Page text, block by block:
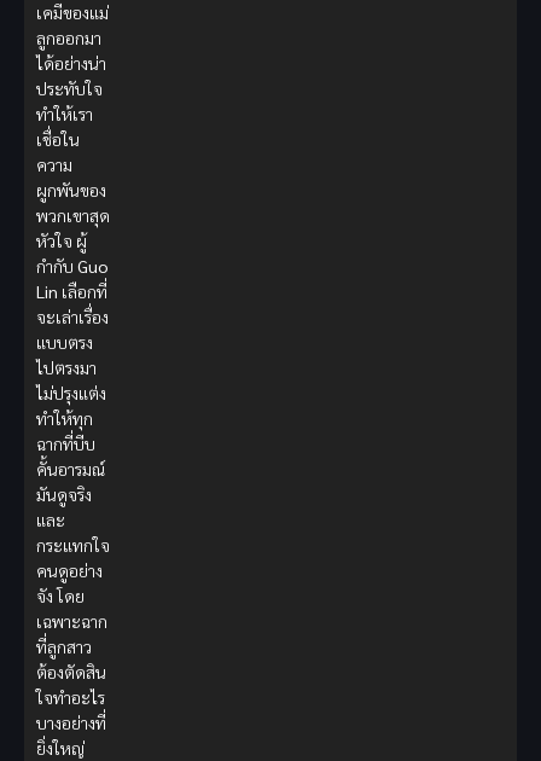
เคมีของแม่
ลูกออกมา
ได้อย่างน่า
ประทับใจ
ทำให้เรา
เชื่อใน
ความ
ผูกพันของ
พวกเขาสุด
หัวใจ ผู้
กำกับ Guo
Lin เลือกที่
จะเล่าเรื่อง
แบบตรง
ไปตรงมา
ไม่ปรุงแต่ง
ทำให้ทุก
ฉากที่บีบ
คั้นอารมณ์
มันดูจริง
และ
กระแทกใจ
คนดูอย่าง
จัง โดย
เฉพาะฉาก
ที่ลูกสาว
ต้องตัดสิน
ใจทำอะไร
บางอย่างที่
ยิ่งใหญ่